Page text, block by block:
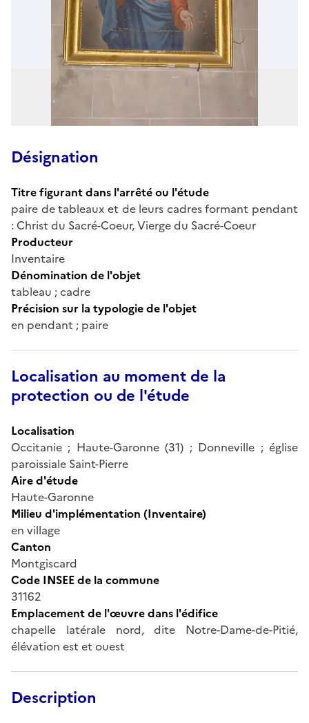
Désignation
Titre figurant dans l'arrêté ou l'étude
paire de tableaux et de leurs cadres formant pendant
: Christ du Sacré-Coeur, Vierge du Sacré-Coeur
Producteur
Inventaire
Dénomination de l'objet
tableau ; cadre
Précision sur la typologie de l'objet
en pendant ; paire
Localisation au moment de la
protection ou de l'étude
Localisation
Occitanie ; Haute-Garonne (31) ; Donneville ; église
paroissiale Saint-Pierre
Aire d'étude
Haute-Garonne
Milieu d'implémentation (Inventaire)
en village
Canton
Montgiscard
Code INSEE de la commune
31162
Emplacement de l'œuvre dans l'édifice
chapelle latérale nord, dite Notre-Dame-de-Pitié,
élévation est et ouest
Description